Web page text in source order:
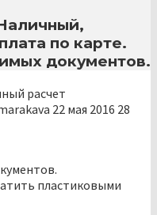
по карте.
документов.
расчет
22 мая 2016 28
пластиковыми